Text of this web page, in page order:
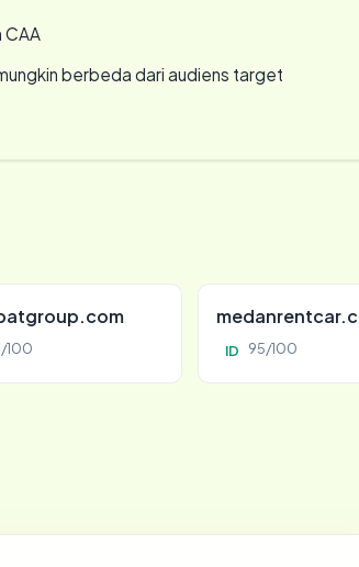
berbeda dari audiens target
100 ID 95/100